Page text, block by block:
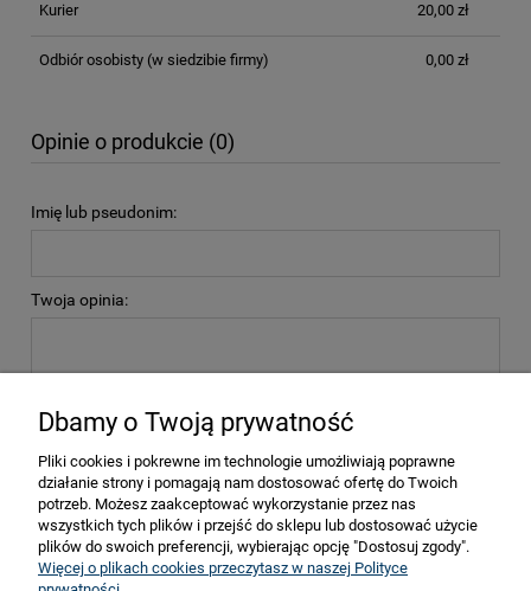
Kurier 20,00 zł
Odbiór osobisty(w siedzibie firmy) 0,00 zł
Opinie o produkcie (0)
Imię lub pseudonim:
Twoja opinia:
wyślij
Dbamy o Twoją prywatność
Pliki cookies i pokrewne im technologie umożliwiają poprawne
działanie strony i pomagają nam dostosować ofertę do Twoich
potrzeb. Możesz zaakceptować wykorzystanie przez nas
wszystkich tych plików i przejść do sklepu lub dostosować użycie
plików do swoich preferencji, wybierając opcję "Dostosuj zgody".
Więcej o plikach cookies przeczytasz w naszej Polityce